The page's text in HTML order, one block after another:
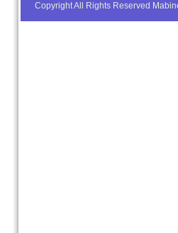
Copyright All Rights Reserved